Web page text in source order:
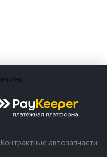
Контрактные автозапчасти